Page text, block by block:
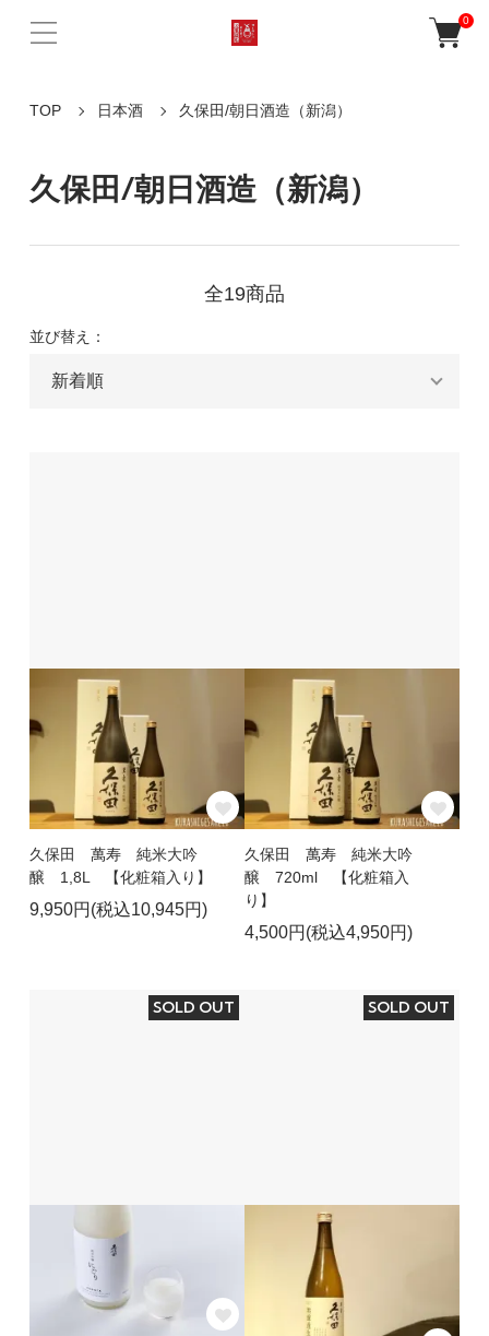
0
TOP 日本酒 久保田/朝日酒造（新潟）
久保田/朝日酒造（新潟）
全19商品
並び替え：
久保田 萬寿 純米大吟
醸 1,8L 【化粧箱入り】
9,950円(税込10,945円)
久保田 萬寿 純米大吟
醸 720ml 【化粧箱入
り】
4,500円(税込4,950円)
SOLD OUT SOLD OUT